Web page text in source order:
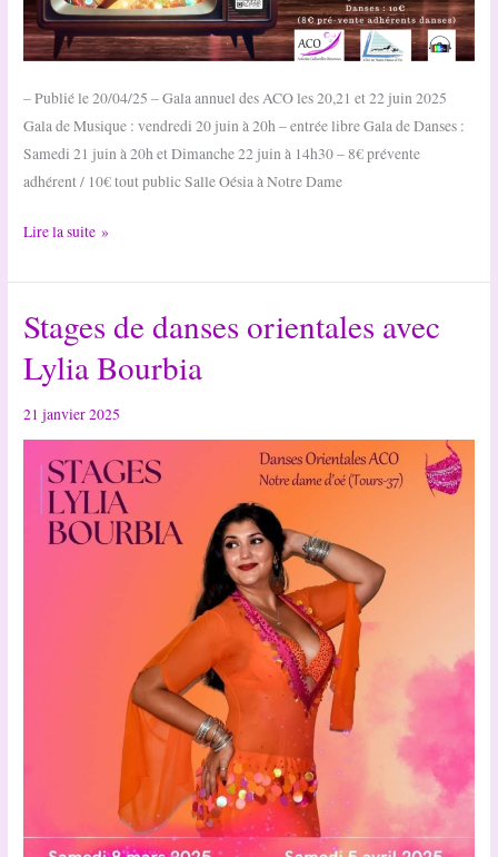
– Publié le 20/04/25 – Gala annuel des ACO les 20,21 et 22 juin 2025
Gala de Musique : vendredi 20 juin à 20h – entrée libre Gala de Danses :
Samedi 21 juin à 20h et Dimanche 22 juin à 14h30 – 8€ prévente
adhérent / 10€ tout public Salle Oésia à Notre Dame
En
vers
le
gala
annuel
des
Lire la suite »
Stages de danses orientales avec
Lylia Bourbia
21 janvier 2025